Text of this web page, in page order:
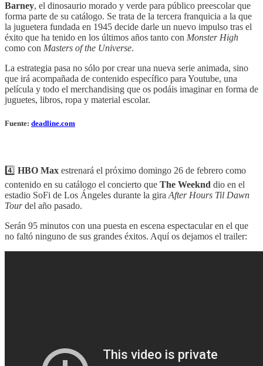
Barney, el dinosaurio morado y verde para público preescolar que
forma parte de su catálogo. Se trata de la tercera franquicia a la que
la juguetera fundada en 1945 decide darle un nuevo impulso tras el
éxito que ha tenido en los últimos años tanto con Monster High
como con Masters of the Universe.
La estrategia pasa no sólo por crear una nueva serie animada, sino
que irá acompañada de contenido específico para Youtube, una
película y todo el merchandising que os podáis imaginar en forma de
juguetes, libros, ropa y material escolar.
Fuente: deadline.com
4️⃣ HBO Max estrenará el próximo domingo 26 de febrero como
contenido en su catálogo el concierto que The Weeknd dio en el
estadio SoFi de Los Ángeles durante la gira After Hours Til Dawn
Tourdel año pasado.
Serán 95 minutos con una puesta en escena espectacular en el que
no faltó ninguno de sus grandes éxitos. Aquí os dejamos el trailer: